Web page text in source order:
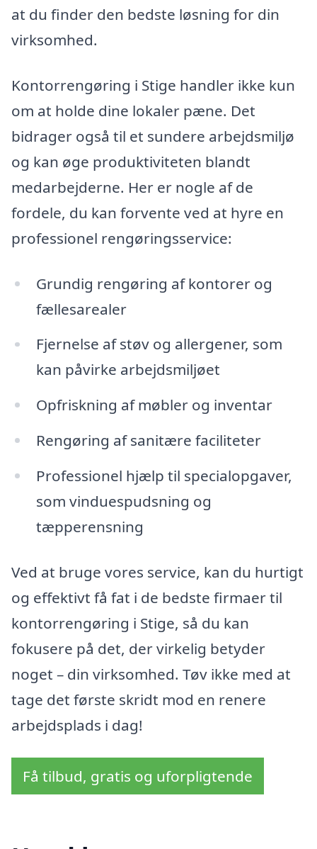
at du finder den bedste løsning for din
virksomhed.
Kontorrengøring i Stige handler ikke kun
om at holde dine lokaler pæne. Det
bidrager også til et sundere arbejdsmiljø
og kan øge produktiviteten blandt
medarbejderne. Her er nogle af de
fordele, du kan forvente ved at hyre en
professionel rengøringsservice:
Grundig rengøring af kontorer og
fællesarealer
Fjernelse af støv og allergener, som
kan påvirke arbejdsmiljøet
Opfriskning af møbler og inventar
Rengøring af sanitære faciliteter
Professionel hjælp til specialopgaver,
som vinduespudsning og
tæpperensning
Ved at bruge vores service, kan du hurtigt
og effektivt få fat i de bedste firmaer til
kontorrengøring i Stige, så du kan
fokusere på det, der virkelig betyder
noget – din virksomhed. Tøv ikke med at
tage det første skridt mod en renere
arbejdsplads i dag!
Få tilbud, gratis og uforpligtende